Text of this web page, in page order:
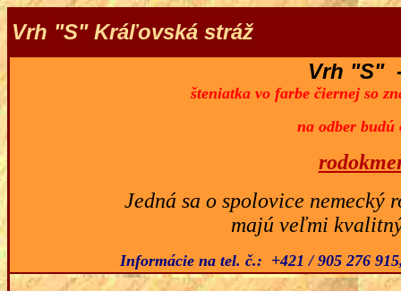
Vrh "S" Kráľovská stráž
Vrh "S"
šteniatka vo farbe čiernej so
na odber budú
Jedná sa o spolovice nemecký
majú veľmi
Informácie na tel. č.: +421 / 905 276